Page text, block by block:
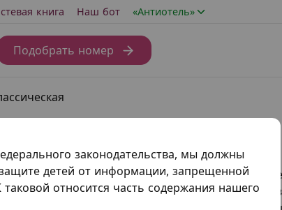
законодательства, мы должны
детей от информации, запрещенной
относится часть содержания нашего
книга Наш бот «Антиотель»
Подобрать номер
закрепленную на платформе с
чему она подходит для использования